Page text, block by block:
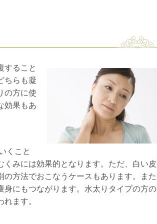
すること
ちらも凝
の方に使
効果もあ
くこと
みには効果的となります。ただ、白い皮
方法でおこなうケースもあります。また
にもつながります。水太りタイプの方の
ます。